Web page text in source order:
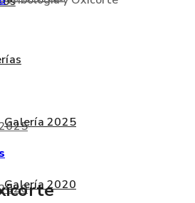
Galería 2025
Galería 2020